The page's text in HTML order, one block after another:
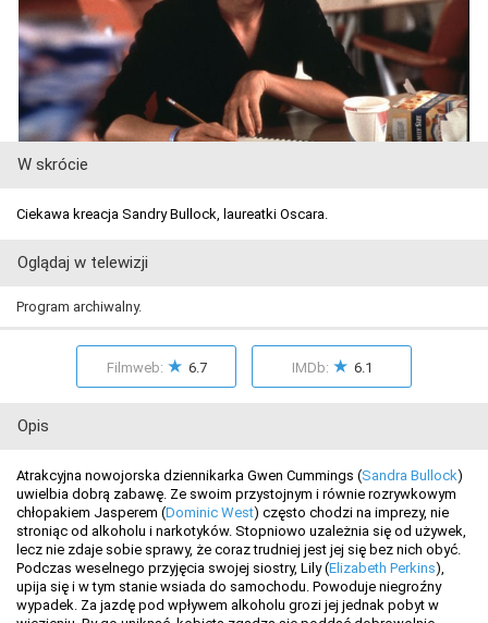
W skrócie
Ciekawa kreacja Sandry Bullock, laureatki Oscara.
Oglądaj w telewizji
Program archiwalny.
Filmweb: ★ 6.7 IMDb: ★ 6.1
Opis
Atrakcyjna nowojorska dziennikarka Gwen Cummings (Sandra Bullock)
uwielbia dobrą zabawę. Ze swoim przystojnym i równie rozrywkowym
chłopakiem Jasperem (Dominic West) często chodzi na imprezy, nie
stroniąc od alkoholu i narkotyków. Stopniowo uzależnia się od używek,
lecz nie zdaje sobie sprawy, że coraz trudniej jest jej się bez nich obyć.
Podczas weselnego przyjęcia swojej siostry, Lily (Elizabeth Perkins),
upija się i w tym stanie wsiada do samochodu. Powoduje niegroźny
wypadek. Za jazdę pod wpływem alkoholu grozi jej jednak pobyt w